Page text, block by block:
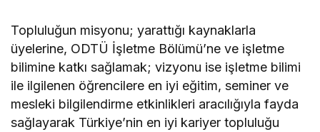
Topluluğun misyonu; yarattığı kaynaklarla
üyelerine, ODTÜ İşletme Bölümü’ne ve işletme
bilimine katkı sağlamak; vizyonu ise işletme bilimi
ile ilgilenen öğrencilere en iyi eğitim, seminer ve
mesleki bilgilendirme etkinlikleri aracılığıyla fayda
sağlayarak Türkiye’nin en iyi kariyer topluluğu